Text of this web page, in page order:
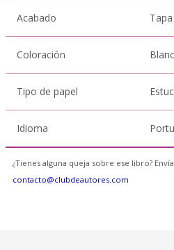
Acabado
Coloración
Tipo de papel
Idioma
¿Tienes alguna queja sobre ese libro?
contacto@clubdeautores.com